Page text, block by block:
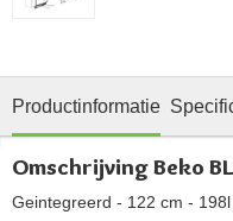
Productinformatie
Omschrijving Beko
Geintegreerd - 122 cm -